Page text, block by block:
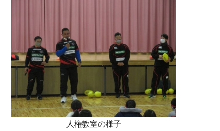
人権教室の様子